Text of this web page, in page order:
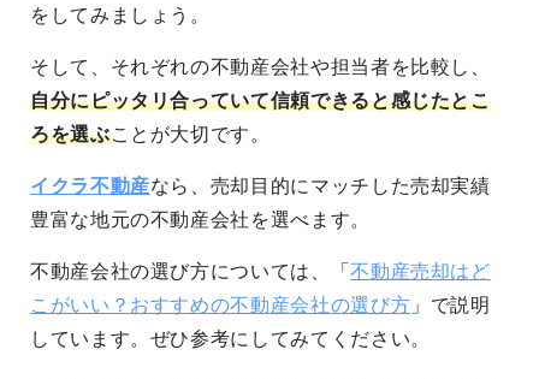
をしてみましょう。
そして、 それぞれの不動産会社や担当者を比較し、
自分にピッタリ合っていて信頼できると感じたとこ
ろを選ぶこと が大切です。
イクラ不動産なら、売却目的にマッチした売却実績
豊富な地元の不動産会社を選べます。
不動産会社の選び方については、「不動産売却はど
こがいい？おすすめの不動産会社の選び方 」で説明
しています。ぜひ参考にしてみてください。